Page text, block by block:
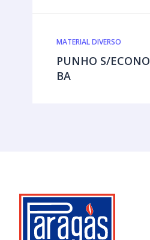
MATERIAL DIVERSO
PUNHO S/
BA